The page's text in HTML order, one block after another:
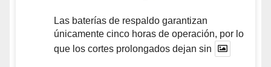
Las baterías de respaldo garantizan
únicamente cinco horas de operación, por lo
que los cortes prolongados dejan sin